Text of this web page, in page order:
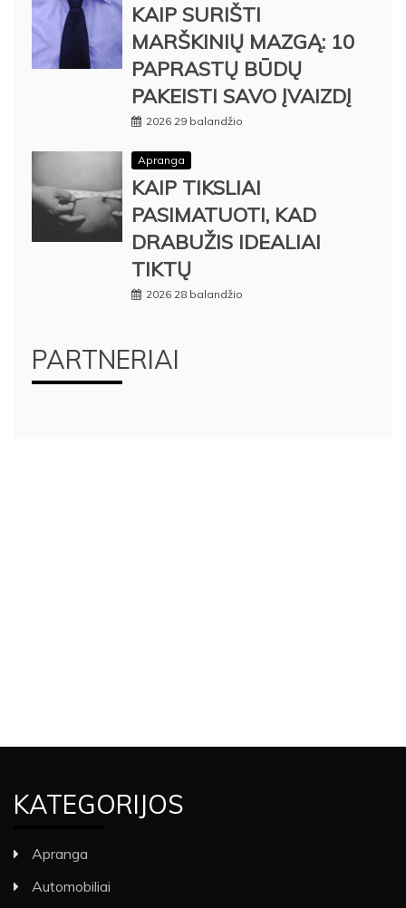
KAIP SURIŠTI
MARŠKINIŲ MAZGĄ: 10
PAPRASTŲ BŪDŲ
PAKEISTI SAVO ĮVAIZDĮ
2026 29 balandžio
Apranga
KAIP TIKSLIAI
PASIMATUOTI, KAD
DRABUŽIS IDEALIAI
TIKTŲ
2026 28 balandžio
PARTNERIAI
KATEGORIJOS
Apranga
Automobiliai